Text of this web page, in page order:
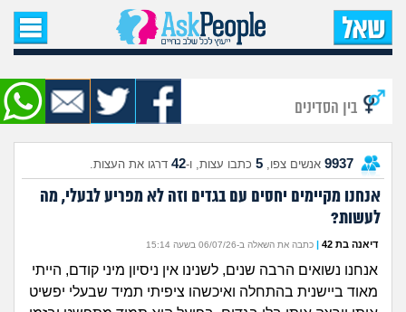
עמוד הבית
שאל שאלה
שאלות חדשות
שאלות שעוררו עניין
מה קורה כאן?
בין הסדינים
9937 אנשים צפו, 5 כתבו עצות, ו-42 דרגו את העצות.
אנחנו מקיימים יחסים עם בגדים וזה לא מפריע לבעלי, מה
לעשות?
דיאנה בת 42 | כתבה את השאלה ב-06/07/26 בשעה 15:14
אנחנו נשואים הרבה שנים, לשנינו אין ניסיון מיני קודם, הייתי
מאוד ביישנית בהתחלה ואיכשהו ציפיתי תמיד שבעלי יפשיט